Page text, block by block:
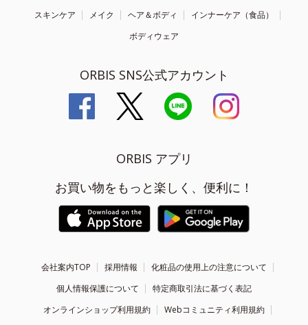
スキンケア メイク ヘア＆ボディ
インナーケア（食品）
ボディウェア
ORBIS SNS公式アカウント
ORBIS アプリ
お買い物をもっと楽しく、便利に！
会社案内TOP 採用情報
化粧品の使用上の注意について
個人情報保護について
特定商取引法に基づく表記
オンラインショップ利用規約
Webコミュニティ利用規約